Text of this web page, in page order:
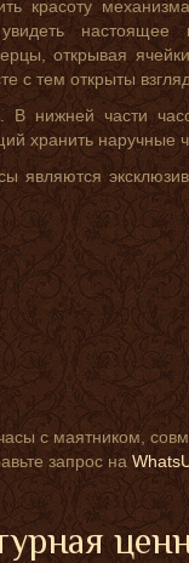
красоту
открывая
с тем открыты
нижней части
хранить наручные
являются
с маятником,
запрос на